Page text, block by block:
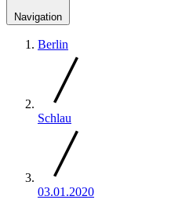
Navigation
Berlin
Schlau
03.01.2020